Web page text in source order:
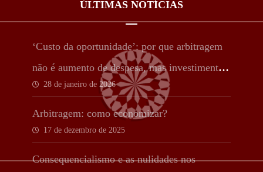
ÚLTIMAS NOTÍCIAS
‘Custo da oportunidade’: por que arbitragem
não é aumento de despesa, mas investimento
estratégico
28 de janeiro de 2026
Arbitragem: como economizar?
17 de dezembro de 2025
Consequencialismo e as nulidades nos